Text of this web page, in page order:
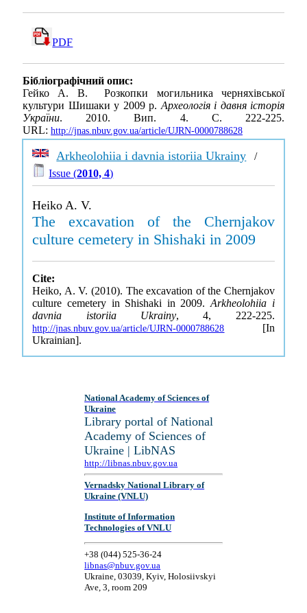
PDF
Бібліографічний опис:
Гейко А. В. Розкопки могильника черняхівської
культури Шишаки у 2009 р.Археологія і давня історія
України. 2010. Вип. 4. С. 222-225.
URL: http://jnas.nbuv.gov.ua/article/UJRN-0000788628
Arkheolohiia i davnia istoriia Ukrainy /
Issue (2010, 4)
Heiko A. V.
The excavation of the Chernjakov
culture cemetery in Shishaki in 2009
Cite:
Heiko, A. V. (2010). The excavation of the Chernjakov
culture cemetery in Shishaki in 2009.Arkheolohiia i
davnia istoriia Ukrainy, 4, 222-225.
http://jnas.nbuv.gov.ua/article/UJRN-0000788628 [In
Ukrainian].
National Academy of Sciences of
Ukraine
Library portal of National
Academy of Sciences of
Ukraine | LibNAS
http://libnas.nbuv.gov.ua
Vernadsky National Library of
Ukraine (VNLU)
Institute of Information
Technologies of VNLU
+38 (044) 525-36-24
libnas@nbuv.gov.ua
Ukraine, 03039, Kyiv, Holosiivskyi
Ave, 3, room 209